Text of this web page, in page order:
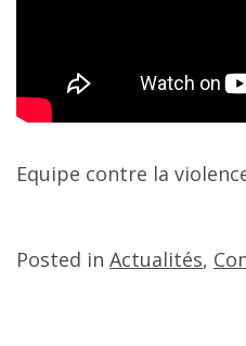
Equipe contre la
Posted in Actualités,